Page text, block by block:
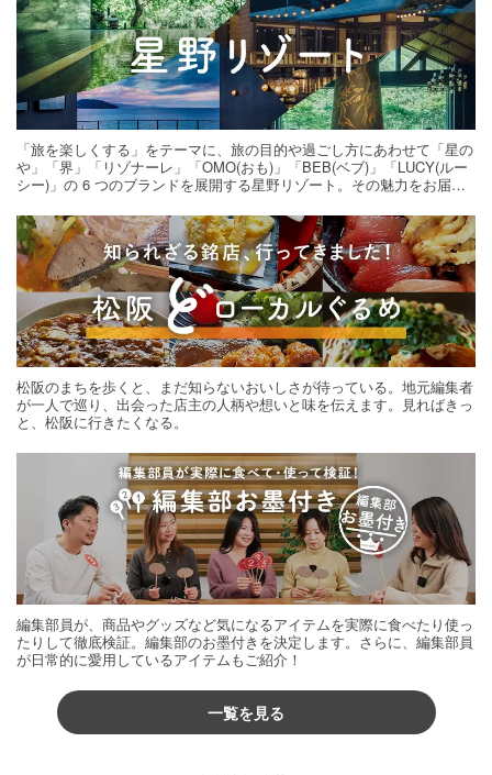
「旅を楽しくする」をテーマに、旅の目的や過ごし方にあわせて「星の
や」「界」「リゾナーレ」「OMO(おも)」「BEB(ベブ)」「LUCY(ルー
シー)」の 6 つのブランドを展開する星野リゾート。その魅力をお届け
松阪のまちを歩くと、まだ知らないおいしさが待っている。地元編集者
が一人で巡り、出会った店主の人柄や想いと味を伝えます。見ればきっ
と、松阪に行きたくなる。
編集部員が、商品やグッズなど気になるアイテムを実際に食べたり使っ
たりして徹底検証。編集部のお墨付きを決定します。さらに、編集部員
が日常的に愛用しているアイテムもご紹介！
一覧を見る